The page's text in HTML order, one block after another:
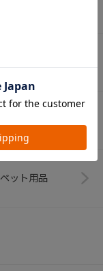
ペット用品